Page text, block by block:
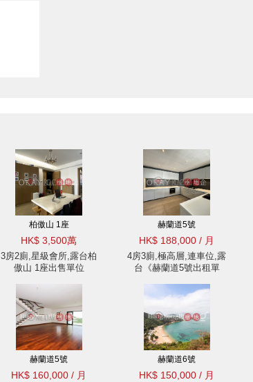
柏傲山 1座
HK$ 3,500萬
3房2廁,星級會所,露台柏
傲山 1座出售單位
赫蘭道5號
HK$ 188,000 / 月
4房3廁,極高層,連車位,露
台《赫蘭道5號出租單
赫蘭道5號
HK$ 160,000 / 月
赫蘭道6號
HK$ 150,000 / 月